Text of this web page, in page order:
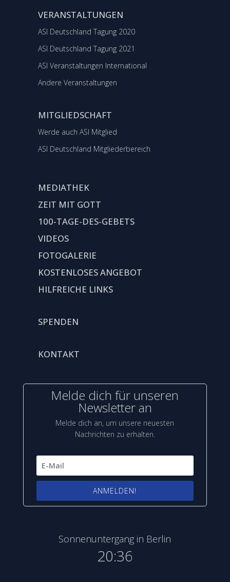
VERANSTALTUNGEN
ASI Deutschland Tagung 2020
ASI Deutschland Tagung 2021
ASI Veranstaltungen International
Andere Veranstaltungen
MITGLIEDSCHAFT
Werde auch ASI Mitglied
ASI Deutschland Mitgliederbereich
MEDIATHEK
ZEIT MIT GOTT
100-TAGE-DES-GEBETS
VIDEOS
FOTOGALERIE
KOSTENLOSES ANGEBOT
HILFREICHE LINKS
SPENDEN
KONTAKT
Melde dich für unseren
Newsletter an
Melde dich an, um unsere neuesten
Nachrichten zu erhalten.
ANMELDEN!
Sonnenuntergang in Berlin
20:36